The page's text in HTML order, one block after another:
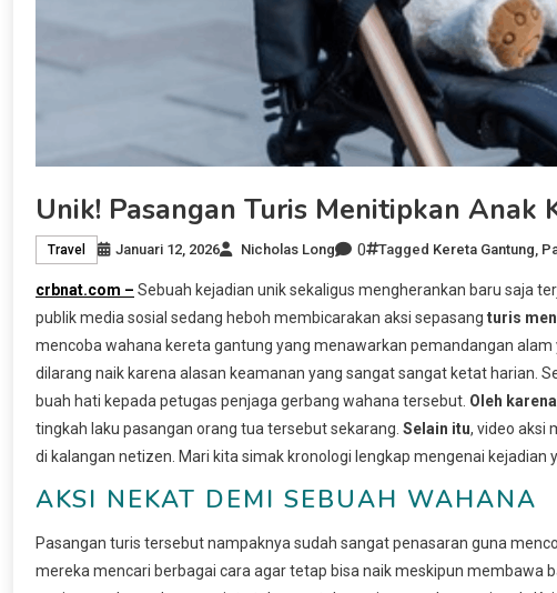
Unik! Pasangan Turis Menitipkan Anak
Travel Januari 12, 2026 Nicholas Long 0 Tagged Kereta Gantung,
crbnat.com – Sebuah kejadian unik sekaligus mengherankan baru saja
publik media sosial sedang heboh membicarakan aksi sepasang turis
mencoba wahana kereta gantung yang menawarkan pemandangan
dilarang naik karena alasan keamanan yang sangat sangat ketat harian.
buah hati kepada petugas penjaga gerbang wahana tersebut. Oleh
tingkah laku pasangan orang tua tersebut sekarang. Selain itu, video aksi
di kalangan netizen. Mari kita simak kronologi lengkap mengenai kejadian
AKSI NEKAT DEMI SEBUAH WAHANA
Pasangan turis tersebut nampaknya sudah sangat penasaran guna
mereka mencari berbagai cara agar tetap bisa naik meskipun membawa